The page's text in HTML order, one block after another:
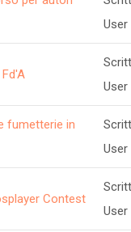
User
User
fumetterie in
User
Contest
User